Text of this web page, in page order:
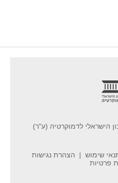
הישראלי לדמוקרטיה (ע"ר)
שימוש
הצהרת נגישות
פרטיות